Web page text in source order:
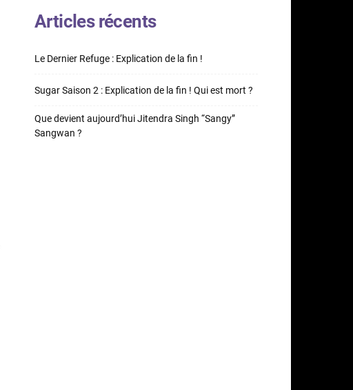
Articles récents
Le Dernier Refuge : Explication de la fin !
Sugar Saison 2 : Explication de la fin ! Qui est mort ?
Que devient aujourd’hui Jitendra Singh “Sangy”
Sangwan ?